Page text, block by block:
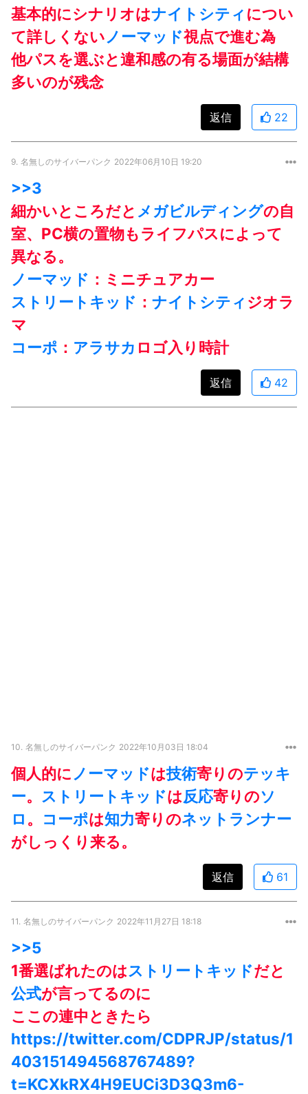
基本的にシナリオはナイトシティ につい
て詳しくないノーマッド視点で進む為
他パスを選ぶと違和感の有る場面が結構
多いのが残念
返信 22
9. 名無しのサイバーパンク 2022年06月10日 19:20
>>3
細かいところだと メガビルディングの自
室、PC横の置物もライフパスによって
異なる。
ノーマッド ：ミニチュアカー
ストリートキッド ： ナイトシティ ジオラ
マ
コーポ ： アラサカ ロゴ入り時計
返信 42
10. 名無しのサイバーパンク 2022年10月03日 18:04
個人的に ノーマッドは技術寄りのテッキ
ー。 ストリートキッドは反応寄りのソ
ロ 。 コーポは知力寄りのネットランナー
がしっくり来る。
返信 61
11. 名無しのサイバーパンク 2022年11月27日 18:18
>>5
1番選ばれたのはストリートキッドだと
公式が言ってるのに
ここの連中ときたら
https://twitter.com/CDPRJP/status/1
403151494568767489?
t=KCXkRX4H9EUCi3D3Q3m6-